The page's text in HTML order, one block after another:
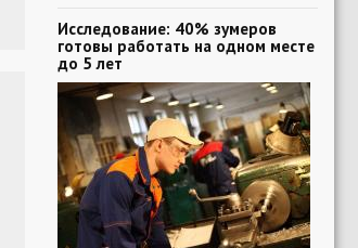
Исследование: 40% зумеров
готовы работать на одном месте
до 5 лет